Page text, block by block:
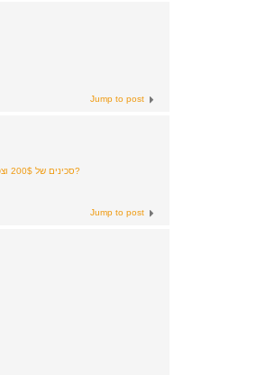
Jump to post
סכינים של 200$ וצפונה - לשטח או לארון התצוגה?
Jump to post